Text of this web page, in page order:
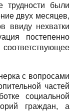
трудности были
двух месяцев,
ввиду нехватки
постепенно
с вопросами
частей
социальной
граждан, а